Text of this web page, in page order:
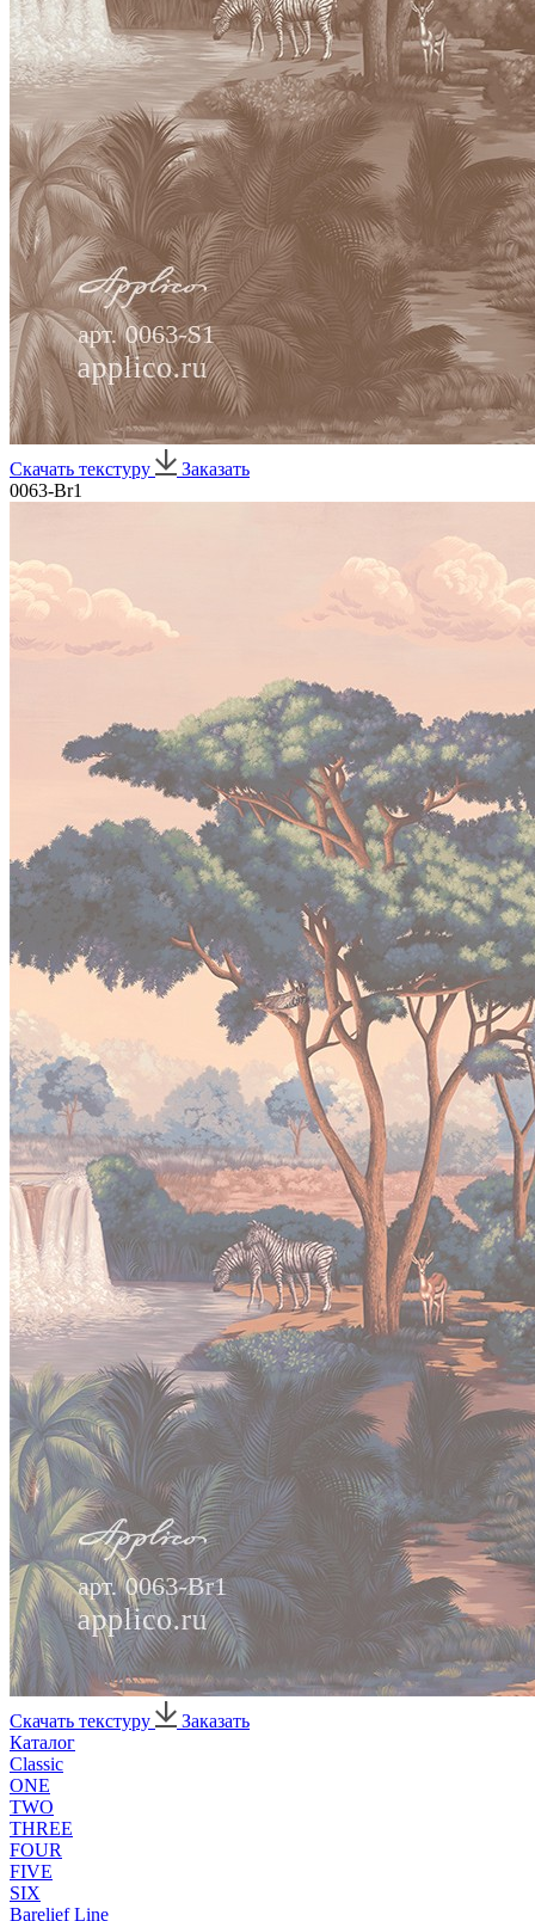
Скачать текстуру
Заказать
0063-Br1
Скачать текстуру
Заказать
Каталог
Classic
ONE
TWO
THREE
FOUR
FIVE
SIX
Barelief Line